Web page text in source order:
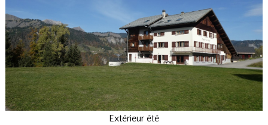
Extérieur été